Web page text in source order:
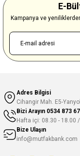
E-
Kampanya ve
Adres Bilgisi
Cihangir Mah. E5-
Bizi Arayın 0534 873
Hafta içi: 08.30 - 18.00
Bize Ulaşın
info@mutfakbank.com